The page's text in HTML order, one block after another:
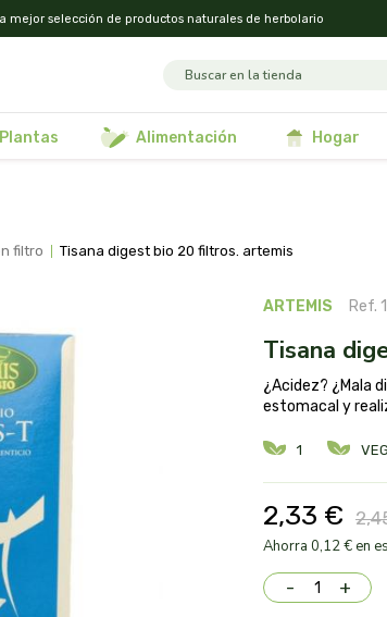
mejor selección de productos naturales de herbolario
plantas alimentación hogar
filtro tisana digest bio 20 filtros. artemis
ARTEMIS Ref.
tisana
¿Acidez? ¿Mala
estomacal y
1
2,33 €
Ahorra 0,12 € en
- +